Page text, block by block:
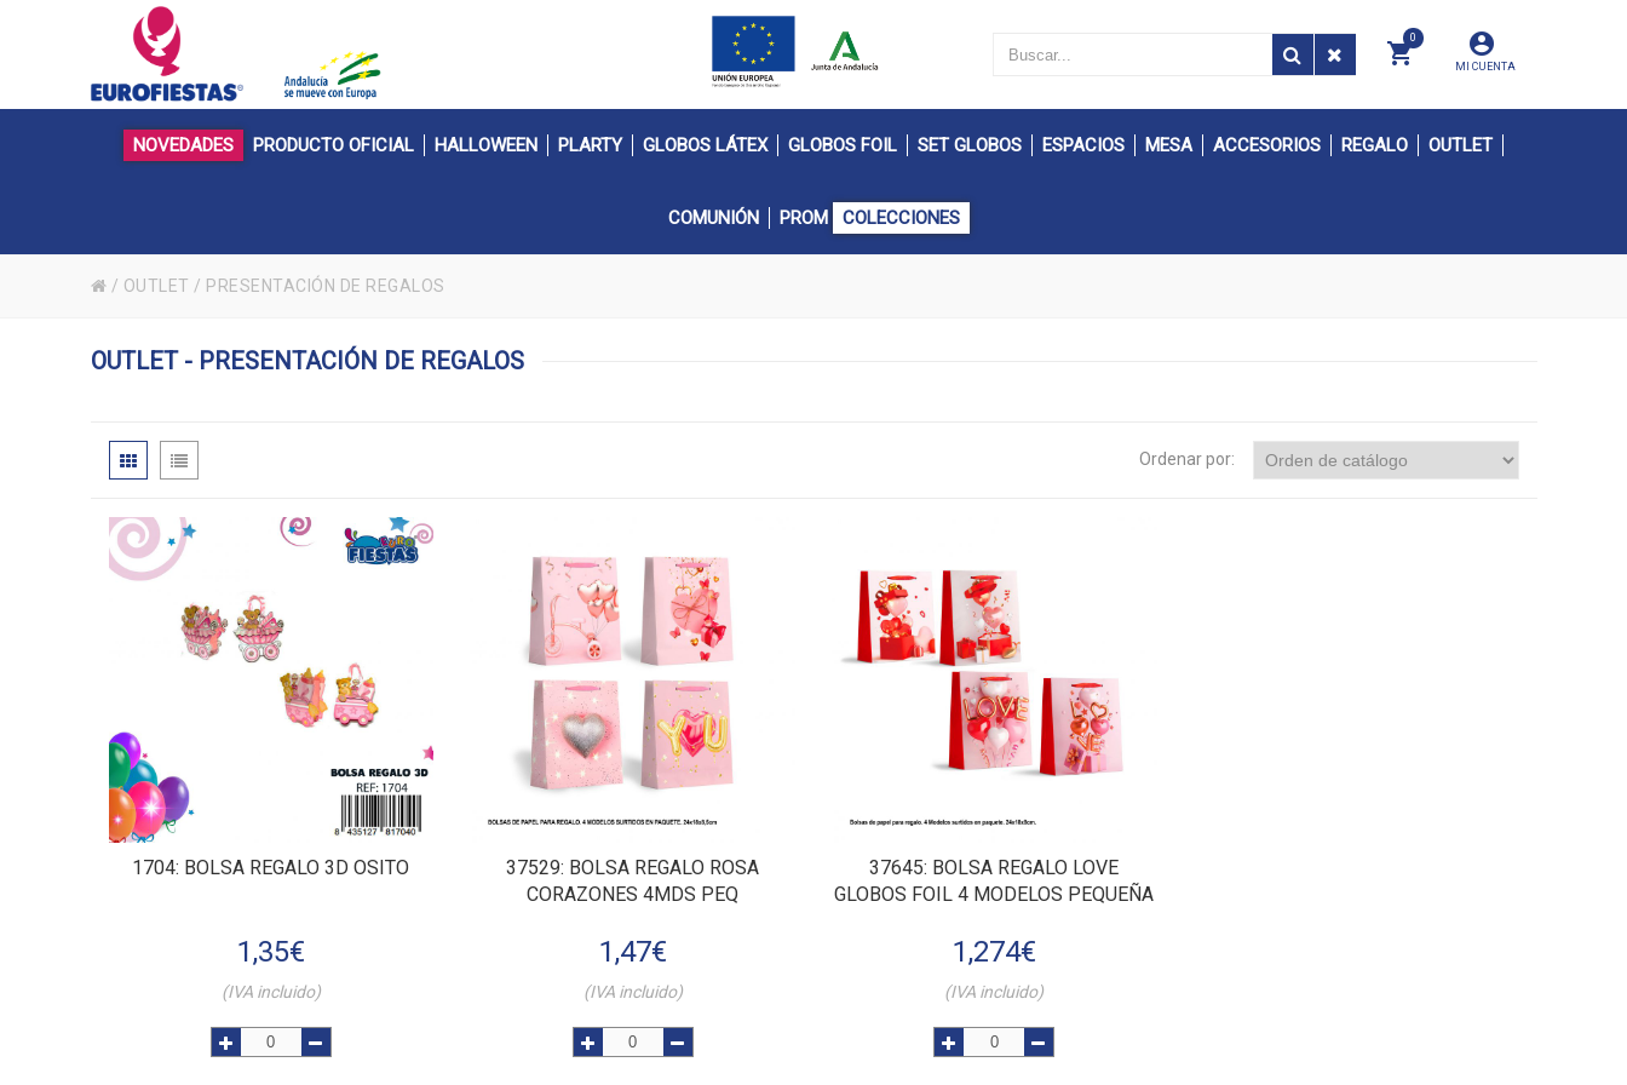
MI CUENTA
0
NOVEDADES PRODUCTO OFICIAL HALLOWEEN PLARTY GLOBOS LÁTEX GLOBOS FOIL SET GLOBOS ESPACIOS MESA ACCESORIOS REGALO OUTLET
COMUNIÓN PROM COLECCIONES
/ OUTLET / PRESENTACIÓN DE REGALOS
OUTLET - PRESENTACIÓN DE REGALOS
Ordenar por:
1704: BOLSA REGALO 3D OSITO
1,35€
(IVA incluido)
37529: BOLSA REGALO ROSA
CORAZONES 4MDS PEQ
1,47€
(IVA incluido)
37645: BOLSA REGALO LOVE
GLOBOS FOIL 4 MODELOS PEQUEÑA
1,274€
(IVA incluido)